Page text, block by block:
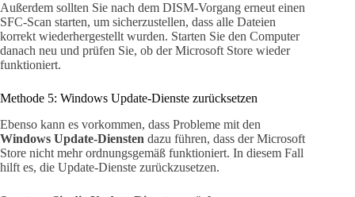
Außerdem sollten Sie nach dem DISM-Vorgang erneut einen
SFC-Scan starten, um sicherzustellen, dass alle Dateien
korrekt wiederhergestellt wurden. Starten Sie den Computer
danach neu und prüfen Sie, ob der Microsoft Store wieder
funktioniert.
Methode 5: Windows Update-Dienste zurücksetzen
Ebenso kann es vorkommen, dass Probleme mit den
Windows Update-Diensten dazu führen, dass der Microsoft
Store nicht mehr ordnungsgemäß funktioniert. In diesem Fall
hilft es, die Update-Dienste zurückzusetzen.